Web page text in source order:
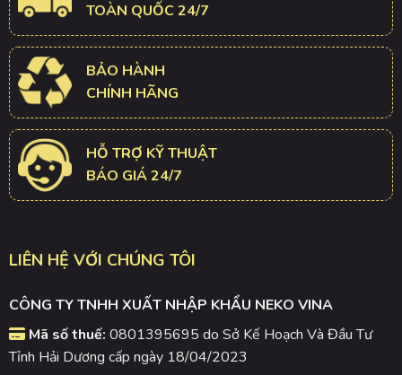
TOÀN QUỐC 24/7
BẢO HÀNH
CHÍNH HÃNG
HỖ TRỢ KỸ THUẬT
BÁO GIÁ 24/7
LIÊN HỆ VỚI CHÚNG TÔI
CÔNG TY TNHH XUẤT NHẬP KHẨU NEKO VINA
Mã số thuế: 0801395695 do Sở Kế Hoạch Và Đầu Tư
Tỉnh Hải Dương cấp ngày 18/04/2023